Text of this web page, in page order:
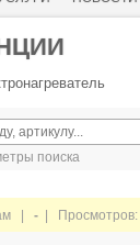
поиска
| - | Просмотров: